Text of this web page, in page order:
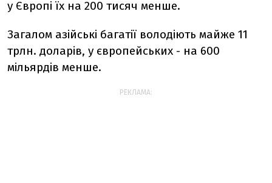
у Європі їх на 200 тисяч менше.
Загалом азійські багатії володіють майже 11
трлн. доларів, у європейських - на 600
мільярдів менше.
РЕКЛАМА: